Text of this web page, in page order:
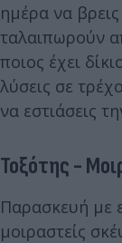
ημέρα να
ταλαιπωρούν
ποιος έχει
λύσεις σε
να εστιάσεις
Τοξότης -
Παρασκευή με
μοιραστείς